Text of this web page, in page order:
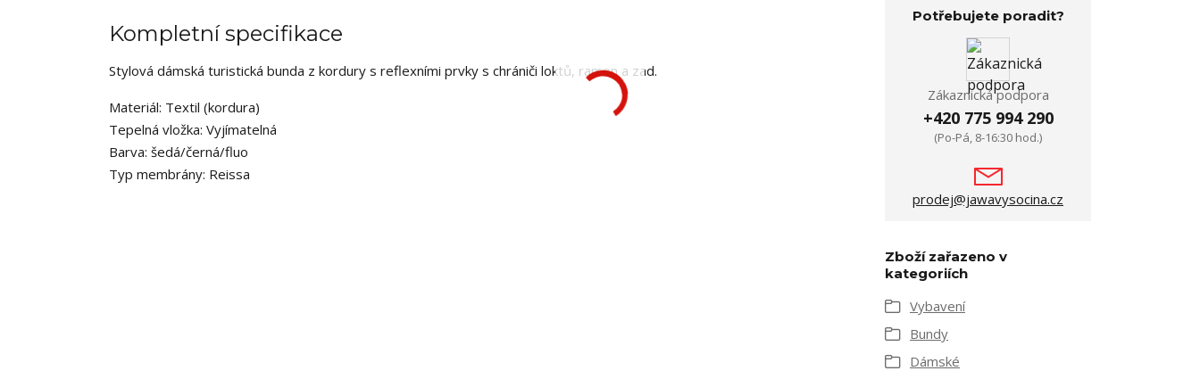
Kompletní specifikace
Stylová dámská turistická bunda z kordury s reflexními prvky s chrániči loktů, ramen a zad.
Materiál: Textil (kordura)
Tepelná vložka: Vyjímatelná
Barva: šedá/černá/fluo
Typ membrány: Reissa
Potřebujete poradit?
Zákaznická podpora
+420 775 994 290
(Po-Pá, 8-16:30 hod.)
prodej@jawavysocina.cz
Zboží zařazeno v
kategoriích
Vybavení
Bundy
Dámské